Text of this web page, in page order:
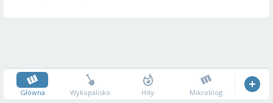
Główna Wykopalisko Hity Mikroblog